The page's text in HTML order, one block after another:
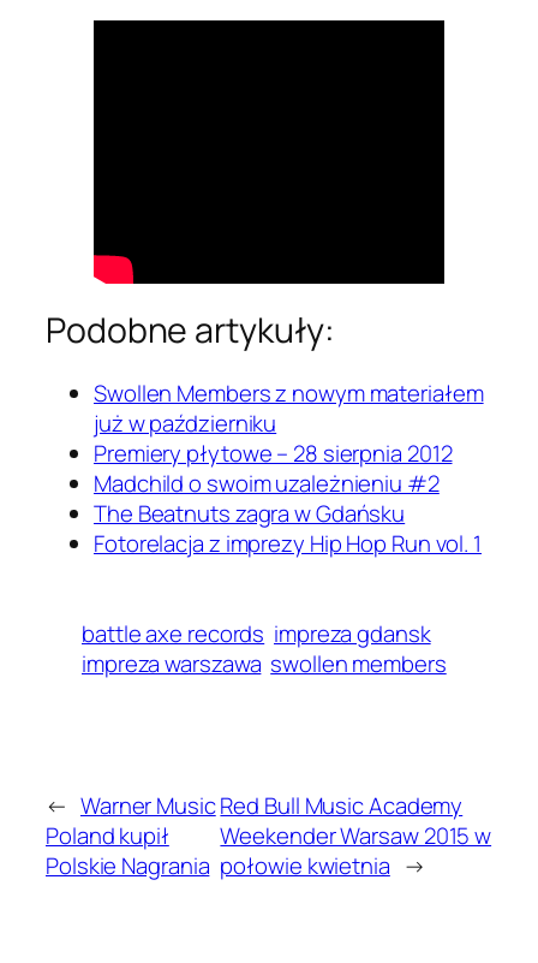
Podobne artykuły:
Swollen Members z nowym materiałem
już w październiku
Premiery płytowe – 28 sierpnia 2012
Madchild o swoim uzależnieniu #2
The Beatnuts zagra w Gdańsku
Fotorelacja z imprezy Hip Hop Run vol. 1
battle axe records impreza gdansk
impreza warszawa swollen members
← Warner Music
Poland kupił
Polskie Nagrania
Red Bull Music Academy
Weekender Warsaw 2015 w
połowie kwietnia →